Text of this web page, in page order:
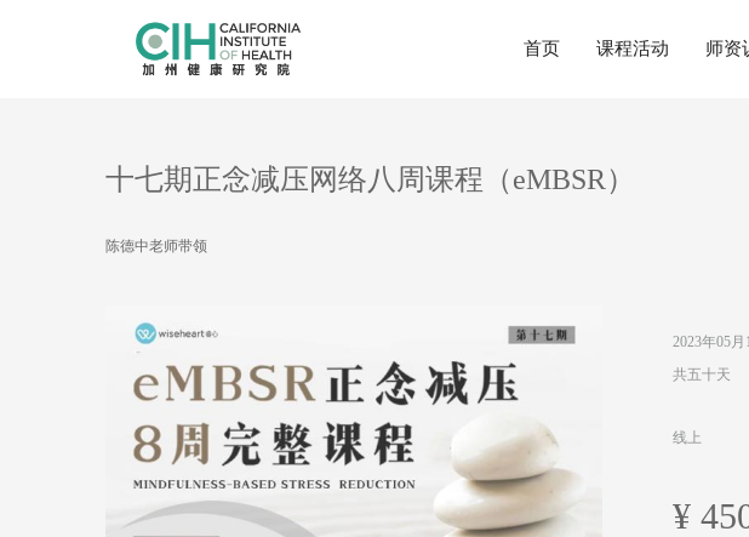
首页 课程活动 师资
十七期正念减压网络八周课程（eMBSR）
陈德中老师带领
2023年05月
共五十天
线上
¥